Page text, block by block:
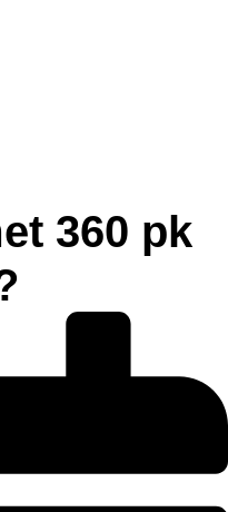
360 pk